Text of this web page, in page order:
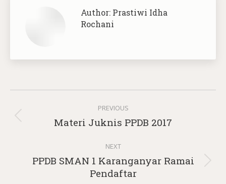
Author: Prastiwi Idha
Rochani
navigation
PREVIOUS
Previous
Materi Juknis PPDB 2017
NEXT
Next
post:
PPDB SMAN 1 Karanganyar Ramai
Pendaftar